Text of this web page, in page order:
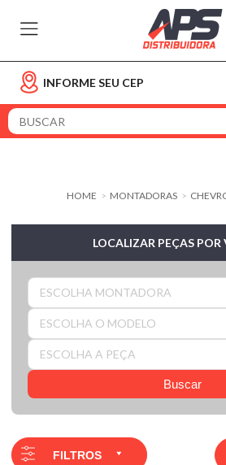
INFORME SEU CEP
HOME > MONTADORAS >
LOCALIZAR PEÇAS POR
ESCOLHA MONTADORA
ESCOLHA O MODELO
ESCOLHA A PEÇA
Buscar
FILTROS